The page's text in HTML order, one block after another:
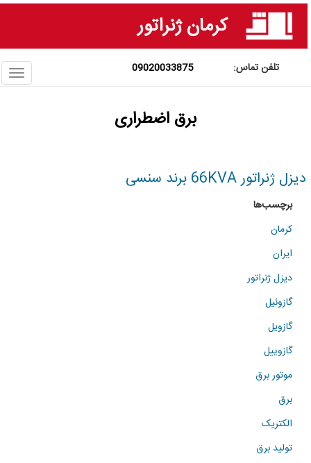
کرمان ژنراتور
09020033875
برق اضطراری
دیزل ژنراتور 66KVA برند سنسی
برچسب‌ها
کرمان
ایران
دیزل ژنراتور
گازوئیل
گازویل
گازوییل
موتور برق
برق
الکتریک
تولید برق